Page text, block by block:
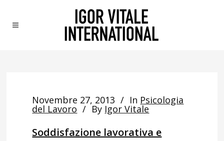
Novembre 27, 2013 In Psicologia
del Lavoro By Igor Vitale
Soddisfazione lavorativa e